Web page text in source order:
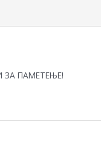
ПАМЕТЕЊЕ!